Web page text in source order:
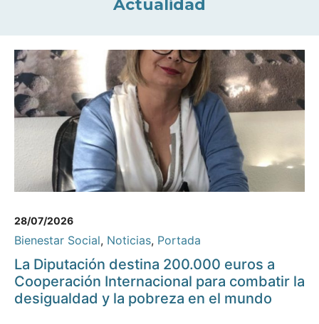
Actualidad
28/07/2026
Bienestar Social, Noticias, Portada
La Diputación destina 200.000 euros a
Cooperación Internacional para combatir la
desigualdad y la pobreza en el mundo